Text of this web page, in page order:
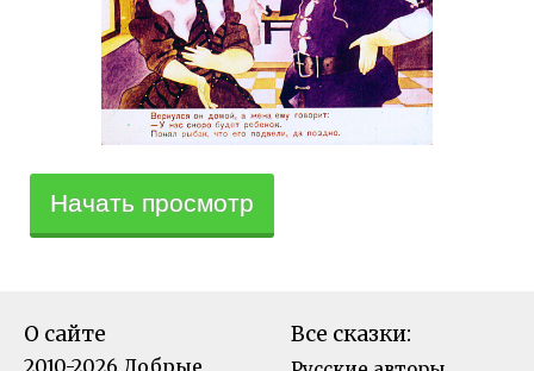
Начать просмотр
О сайте
2010-2026 Добрые
Все сказки: